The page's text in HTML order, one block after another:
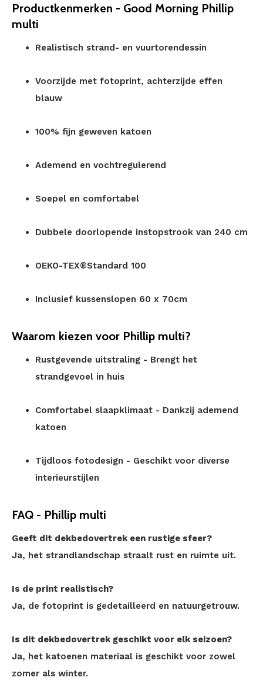
Productkenmerken - Good Morning Phillip
multi
Realistisch strand- en vuurtorendessin
Voorzijde met fotoprint, achterzijde effen
blauw
100% fijn geweven katoen
Ademend en vochtregulerend
Soepel en comfortabel
Dubbele doorlopende instopstrook van 240 cm
OEKO-TEX®Standard 100
Inclusief kussenslopen 60 x 70cm
Waarom kiezen voor Phillip multi?
Rustgevende uitstraling - Brengt het
strandgevoel in huis
Comfortabel slaapklimaat - Dankzij ademend
katoen
Tijdloos fotodesign - Geschikt voor diverse
interieurstijlen
FAQ - Phillip multi
Geeft dit dekbedovertrek een rustige sfeer?
Ja, het strandlandschap straalt rust en ruimte uit.
Is de print realistisch?
Ja, de fotoprint is gedetailleerd en natuurgetrouw.
Is dit dekbedovertrek geschikt voor elk seizoen?
Ja, het katoenen materiaal is geschikt voor zowel
zomer als winter.